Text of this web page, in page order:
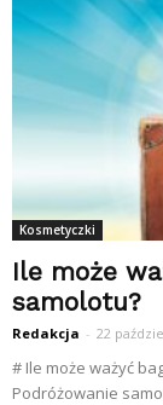
Kosmetyczki
Ile może
samolotu?
Redakcja - 22
# Ile może ważyć
Podróżowanie